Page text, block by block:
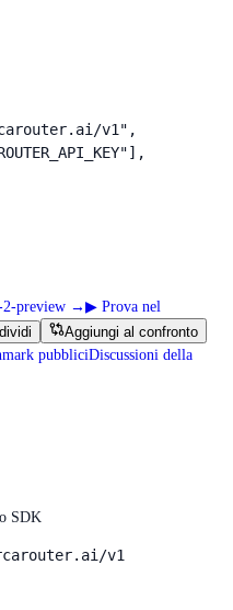
v1",
preview → ▶ Prova nel
Aggiungi al confronto
pubbliciDiscussioni della
SDK
v1